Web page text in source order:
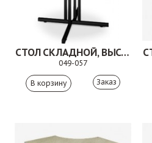
СТОЛ СКЛАДНОЙ, ВЫСОКИЙ. 049-057
049-057
Заказ